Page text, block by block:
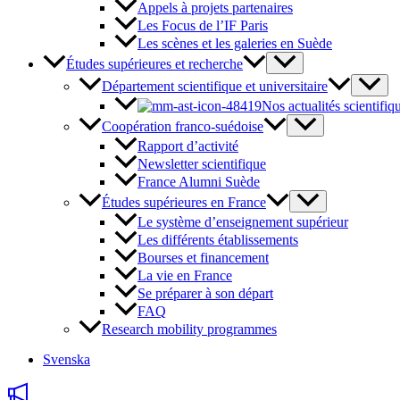
Appels à projets partenaires
Les Focus de l’IF Paris
Les scènes et les galeries en Suède
Études supérieures et recherche
Département scientifique et universitaire
Nos actualités
Coopération franco-suédoise
Rapport d’activité
Newsletter scientifique
France Alumni Suède
Études supérieures en France
Le système d’enseignement supérieur
Les différents établissements
Bourses et financement
La vie en France
Se préparer à son départ
FAQ
Research mobility programmes
Svenska